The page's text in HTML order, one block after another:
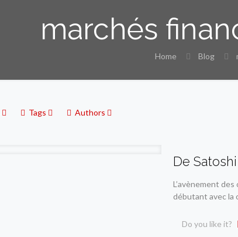
marchés
Home Blog
Tags Authors
De
L’avènement
débutant avec la
Do you like it?